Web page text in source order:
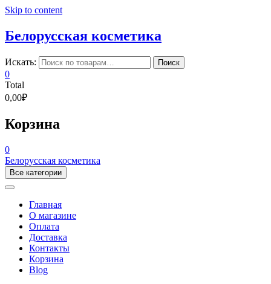
Skip to content
Белорусская косметика
Искать: Поиск
0
Total
0,00₽
Корзина
0
Белорусская косметика
Все категории
Главная
О магазине
Оплата
Доставка
Контакты
Корзина
Blog